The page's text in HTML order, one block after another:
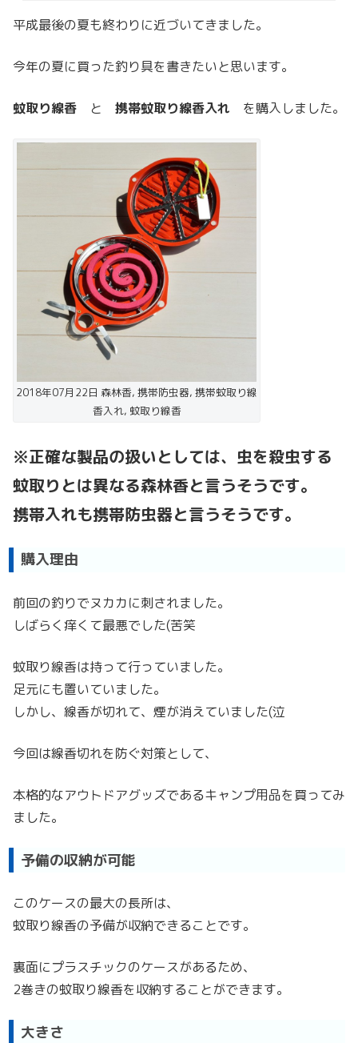
平成最後の夏も終わりに近づいてきました。
今年の夏に買った釣り具を書きたいと思います。
蚊取り線香 と 携帯蚊取り線香入れ を購入しました。
2018年07月22日 森林香, 携帯防虫器, 携帯蚊取り線
香入れ, 蚊取り線香
※正確な製品の扱いとしては、虫を殺虫する
蚊取りとは異なる森林香と言うそうです。
携帯入れも携帯防虫器と言うそうです。
購入理由
前回の釣りでヌカカに刺されました。
しばらく痒くて最悪でした(苦笑
蚊取り線香は持って行っていました。
足元にも置いていました。
しかし、線香が切れて、煙が消えていました(泣
今回は線香切れを防ぐ対策として、
本格的なアウトドアグッズであるキャンプ用品を買ってみ
ました。
予備の収納が可能
このケースの最大の長所は、
蚊取り線香の予備が収納できることです。
裏面にプラスチックのケースがあるため、
2巻きの蚊取り線香を収納することができます。
大きさ